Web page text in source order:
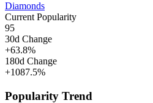
Diamonds
Current Popularity
95
30d Change
+63.8%
180d Change
+1087.5%
Popularity Trend